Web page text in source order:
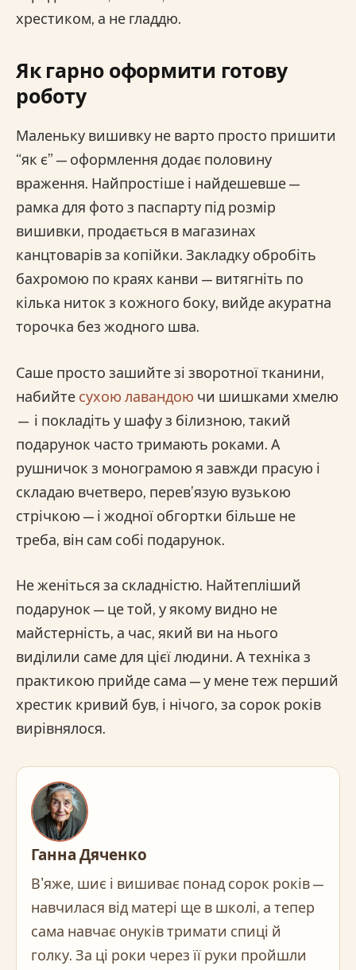
хрестиком, а не гладдю.
Як гарно оформити готову
роботу
Маленьку вишивку не варто просто пришити
“як є” — оформлення додає половину
враження. Найпростіше і найдешевше —
рамка для фото з паспарту під розмір
вишивки, продається в магазинах
канцтоварів за копійки. Закладку обробіть
бахромою по краях канви — витягніть по
кілька ниток з кожного боку, вийде акуратна
торочка без жодного шва.
Саше просто зашийте зі зворотної тканини,
набийте сухою лавандою чи шишками хмелю
— і покладіть у шафу з білизною, такий
подарунок часто тримають роками. А
рушничок з монограмою я завжди прасую і
складаю вчетверо, перев’язую вузькою
стрічкою — і жодної обгортки більше не
треба, він сам собі подарунок.
Не женіться за складністю. Найтепліший
подарунок — це той, у якому видно не
майстерність, а час, який ви на нього
виділили саме для цієї людини. А техніка з
практикою прийде сама — у мене теж перший
хрестик кривий був, і нічого, за сорок років
вирівнялося.
Ганна Дяченко
В'яже, шиє і вишиває понад сорок років —
навчилася від матері ще в школі, а тепер
сама навчає онуків тримати спиці й
голку. За ці роки через її руки пройшли